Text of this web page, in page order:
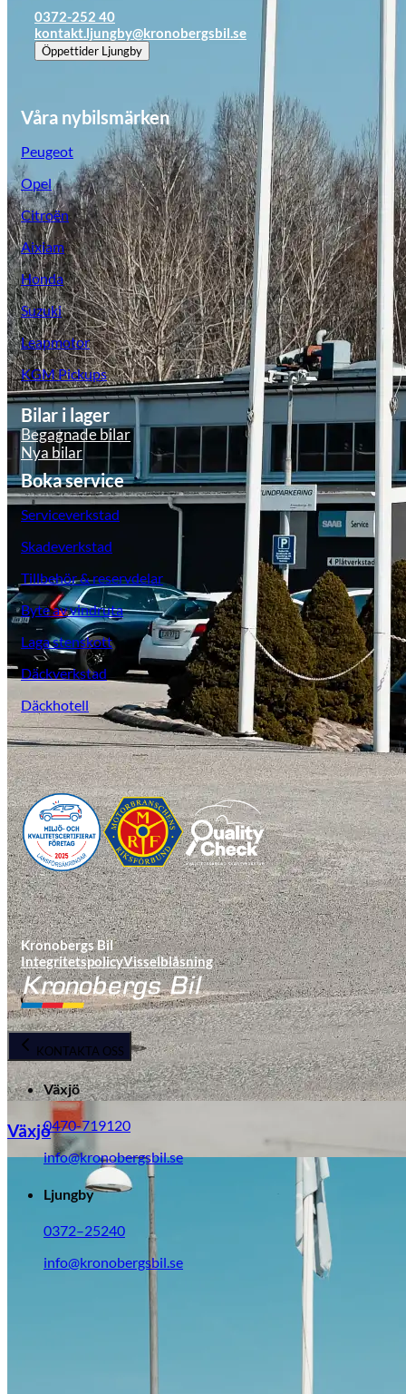
Opel
Citroën
Växjö
0372-252 40
kontakt.ljungby@kronobergsbil.se
Öppettider Ljungby
Våra nybilsmärken
Peugeot
Opel
Citroën
Aixiam
Honda
Suzuki
Leapmotor
KGM Pickups
Bilar i lager
Begagnade bilar
Nya bilar
Boka service
Serviceverkstad
Skadeverkstad
Tillbehör & reservdelar
Byte av vindruta
Laga stenskott
Däckverkstad
Däckhotell
Kronobergs Bil
IntegritetspolicyVisselblåsning
KONTAKTA OSS
Växjö
0470-719120
info@kronobergsbil.se
Ljungby
0372–25240
info@kronobergsbil.se